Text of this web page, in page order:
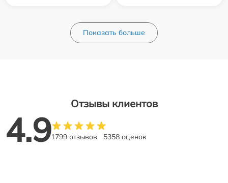
Показать больше
Отзывы клиентов
4.91799 отзывов 5358 оценок